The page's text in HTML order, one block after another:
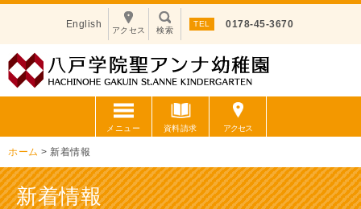
0178-45-3670
検索
English
アクセス
メニュー 資料請求 アクセス
ホーム > 新着情報
新着情報